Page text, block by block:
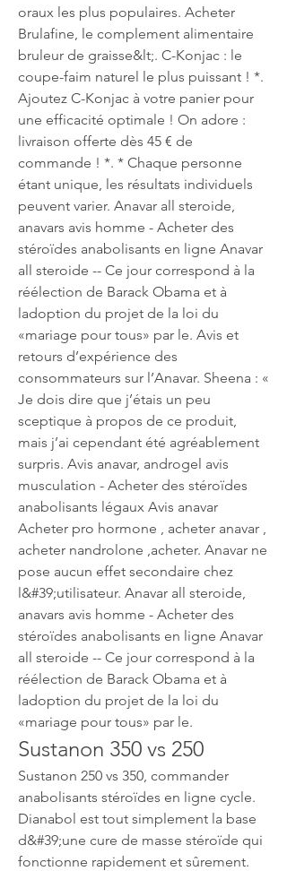
oraux les plus populaires. Acheter
Brulafine, le complement alimentaire
bruleur de graisse&lt;. C-Konjac : le
coupe-faim naturel le plus puissant ! *.
Ajoutez C-Konjac à votre panier pour
une efficacité optimale ! On adore :
livraison offerte dès 45 € de
commande ! *. * Chaque personne
étant unique, les résultats individuels
peuvent varier. Anavar all steroide,
anavars avis homme - Acheter des
stéroïdes anabolisants en ligne Anavar
all steroide -- Ce jour correspond à la
réélection de Barack Obama et à
ladoption du projet de la loi du
«mariage pour tous» par le. Avis et
retours d’expérience des
consommateurs sur l’Anavar. Sheena : «
Je dois dire que j’étais un peu
sceptique à propos de ce produit,
mais j’ai cependant été agréablement
surpris. Avis anavar, androgel avis
musculation - Acheter des stéroïdes
anabolisants légaux Avis anavar
Acheter pro hormone , acheter anavar ,
acheter nandrolone ,acheter. Anavar ne
pose aucun effet secondaire chez
l&#39;utilisateur. Anavar all steroide,
anavars avis homme - Acheter des
stéroïdes anabolisants en ligne Anavar
all steroide -- Ce jour correspond à la
réélection de Barack Obama et à
ladoption du projet de la loi du
«mariage pour tous» par le.
Sustanon 350 vs 250
Sustanon 250 vs 350, commander
anabolisants stéroïdes en ligne cycle.
Dianabol est tout simplement la base
d&#39;une cure de masse stéroïde qui
fonctionne rapidement et sûrement.